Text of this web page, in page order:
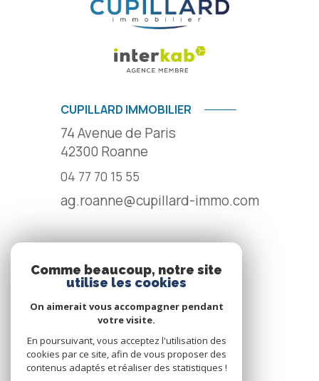
CUPILLARD IMMOBILIER
74 Avenue de Paris
42300 Roanne
04 77 70 15 55
ag.roanne@cupillard-immo.com
NOUS SUIVRE
Comme beaucoup, notre site
utilise les cookies
On aimerait vous accompagner pendant
votre visite.
En poursuivant, vous acceptez l'utilisation des
cookies par ce site, afin de vous proposer des
contenus adaptés et réaliser des statistiques !